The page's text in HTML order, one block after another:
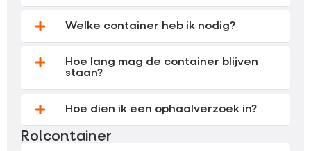
Welke container heb ik nodig?
Hoe lang mag de container blijven
staan?
Hoe dien ik een ophaalverzoek in?
Rolcontainer